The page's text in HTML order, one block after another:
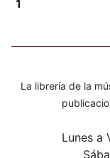
1
La librería de la
Lunes a